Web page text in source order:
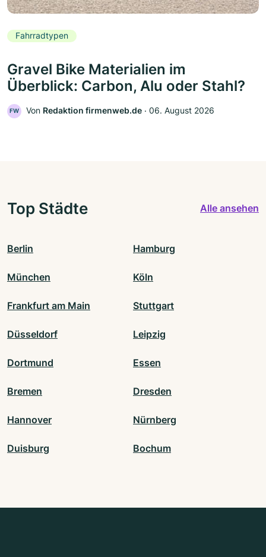
Fahrradtypen
Gravel Bike Materialien im
Überblick: Carbon, Alu oder Stahl?
FW Von Redaktion firmenweb.de ‧ 06. August 2026
Top Städte Alle ansehen
Berlin Hamburg
München Köln
Frankfurt am Main Stuttgart
Düsseldorf Leipzig
Dortmund Essen
Bremen Dresden
Hannover Nürnberg
Duisburg Bochum